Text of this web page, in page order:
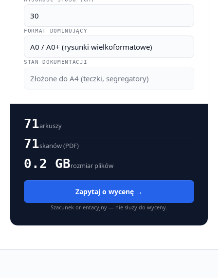
FORMAT DOMINUJĄCY
STAN DOKUMENTACJI
Złożone do A4 (teczki, segregatory)
71arkuszy
71skanów (PDF)
0.2 GBrozmiar plików
Zapytaj o wycenę →
Szacunek orientacyjny — nie służy do wyceny.